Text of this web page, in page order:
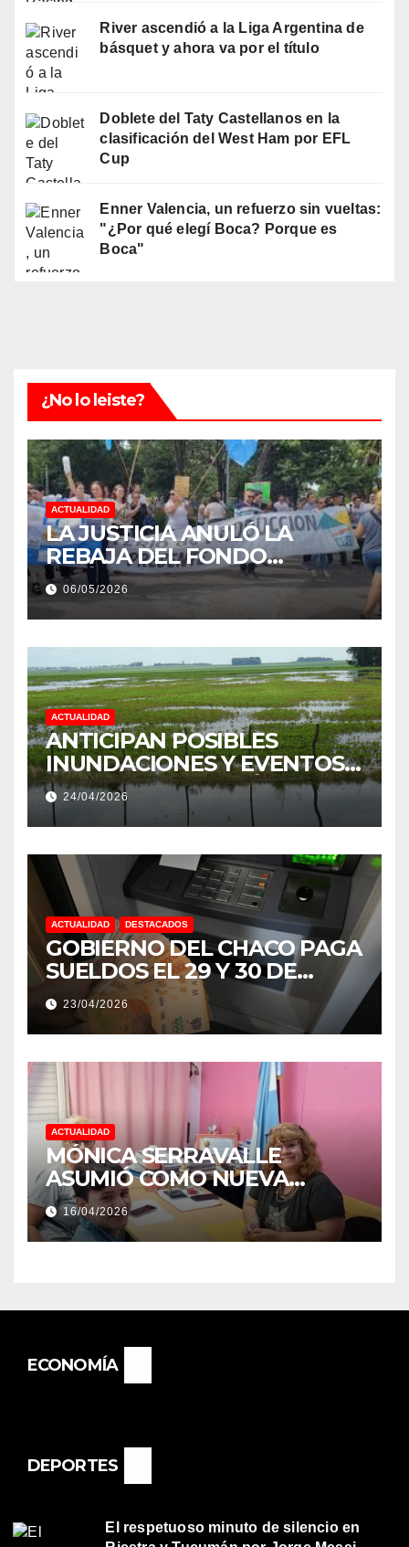
River ascendió a la Liga Argentina de
básquet y ahora va por el título
Doblete del Taty Castellanos en la
clasificación del West Ham por EFL
Cup
Enner Valencia, un refuerzo sin vueltas:
"¿Por qué elegí Boca? Porque es
Boca"
¿No lo leiste?
ACTUALIDAD
LA JUSTICIA ANULÓ LA
REBAJA DEL FONDO
ESTÍMULO A EMPLEADOS DE
PRODUCCIÓN DE LA
PROVINCIA DEL CHACO
06/05/2026
ACTUALIDAD
ANTICIPAN POSIBLES
INUNDACIONES Y EVENTOS
EXTREMOS: “PODRÍA SER UN
NIÑO MUY IMPORTANTE”
24/04/2026
ACTUALIDAD DESTACADOS
GOBIERNO DEL CHACO PAGA
SUELDOS EL 29 Y 30 DE
ABRIL, CON EL 2% DE
AUMENTO
23/04/2026
ACTUALIDAD
MÓNICA SERRAVALLE
ASUMIÓ COMO NUEVA
DIRECTORA DEL E.E.S. N° 82
«RENÉ FAVALORO» DE
BASAIL.
16/04/2026
ECONOMÍA
DEPORTES
El respetuoso minuto de silencio en